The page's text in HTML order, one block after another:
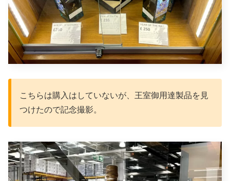
こちらは購入はしていないが、王室御用達製品を見
つけたので記念撮影。